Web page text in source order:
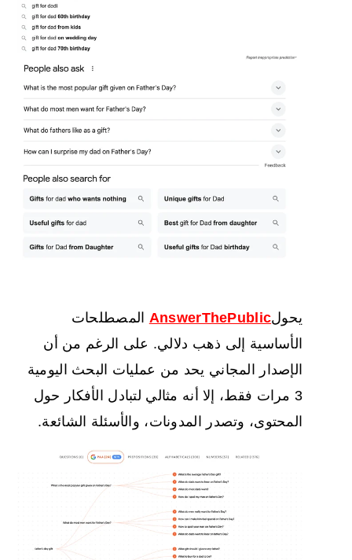
يحولAnswerThePublic المصطلحات
الأساسية إلى ذهب دلالي. على الرغم من أن
الإصدار المجاني يحد من عمليات البحث اليومية
3 مرات فقط، إلا أنه مثالي لتبادل الأفكار حول
المحتوى، وتصدر المدونات، والأسئلة الشائعة.